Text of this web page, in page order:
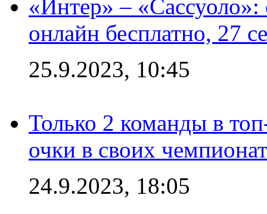
«Интер» –
онлайн бесплатно, 27
25.9.2023, 10:45
Только 2 команды в
очки в своих
24.9.2023, 18:05